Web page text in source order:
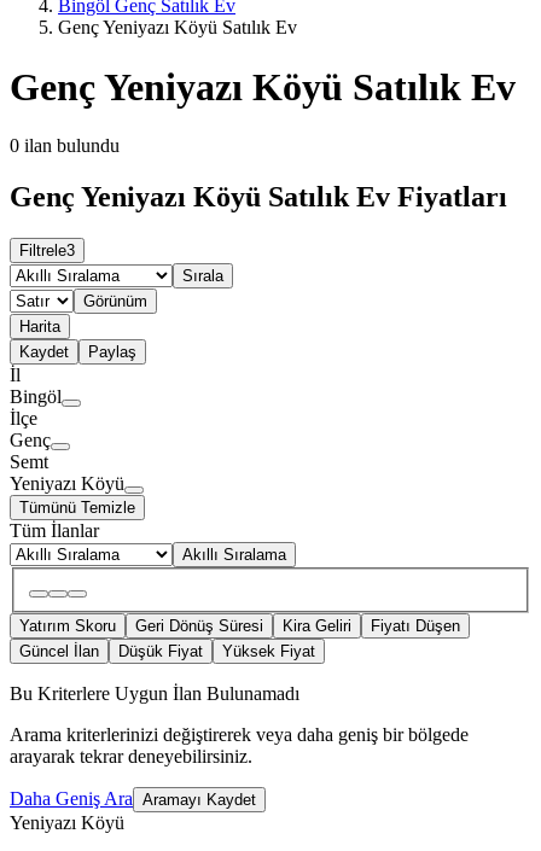
Bingöl Genç Satılık Ev
Genç Yeniyazı Köyü Satılık Ev
Genç Yeniyazı Köyü Satılık Ev
0 ilan bulundu
Genç Yeniyazı Köyü Satılık Ev Fiyatları
Filtrele3
Sırala
Görünüm
Harita
Kaydet
Paylaş
İl
Bingöl
İlçe
Genç
Semt
Yeniyazı Köyü
Tümünü Temizle
Tüm İlanlar
Akıllı Sıralama
Yatırım Skoru Geri Dönüş Süresi Kira Geliri
Fiyatı Düşen
Güncel İlan
Düşük Fiyat Yüksek Fiyat
Bu Kriterlere Uygun İlan Bulunamadı
Arama kriterlerinizi değiştirerek veya daha geniş bir bölgede
arayarak tekrar deneyebilirsiniz.
Daha Geniş Ara Aramayı Kaydet
Yeniyazı Köyü